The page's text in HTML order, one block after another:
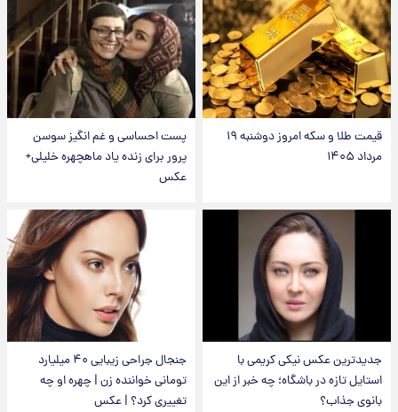
قیمت طلا و سکه امروز دوشنبه ۱۹
مرداد ۱۴۰۵
پست احساسی و غم انگیز سوسن
پرور برای زنده یاد ماهچهره خلیلی+
عکس
جدیدترین عکس نیکی کریمی با
استایل تازه در باشگاه؛ چه خبر از این
بانوی جذاب؟
جنجال جراحی زیبایی ۴۰ میلیارد
تومانی خواننده زن | چهره او چه
تغییری کرد؟ | عکس